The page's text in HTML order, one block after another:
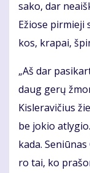
sa­ko, dar
Ežio­se pir­mie­ji
kos, kra­pai,
„Aš dar
daug ge­rų
Kis­le­ra­vi­čius
be jo­kio
ka­da.
ro tai, ko